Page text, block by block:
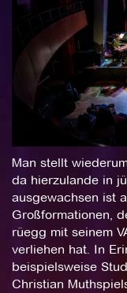
Man stellt
da hierzulande in
ausgewachsen ist
Großformationen,
rüegg mit seinem
verliehen hat. In
beispielsweise
Christian